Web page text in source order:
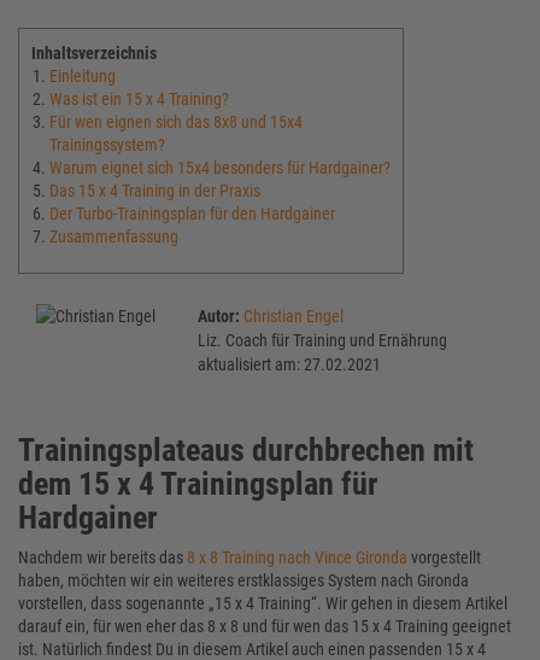
Inhaltsverzeichnis
Einleitung
Was ist ein 15 x 4 Training?
Für wen eignen sich das 8x8 und 15x4
Trainingssystem?
Warum eignet sich 15x4 besonders für Hardgainer?
Das 15 x 4 Training in der Praxis
Der Turbo-Trainingsplan für den Hardgainer
Zusammenfassung
Autor: Christian Engel
Liz. Coach für Training und Ernährung
aktualisiert am: 27.02.2021
Trainingsplateaus durchbrechen mit
dem 15 x 4 Trainingsplan für
Hardgainer
Nachdem wir bereits das 8 x 8 Training nach Vince Gironda vorgestellt
haben, möchten wir ein weiteres erstklassiges System nach Gironda
vorstellen, dass sogenannte „15 x 4 Training“. Wir gehen in diesem Artikel
darauf ein, für wen eher das 8 x 8 und für wen das 15 x 4 Training geeignet
ist. Natürlich findest Du in diesem Artikel auch einen passenden 15 x 4